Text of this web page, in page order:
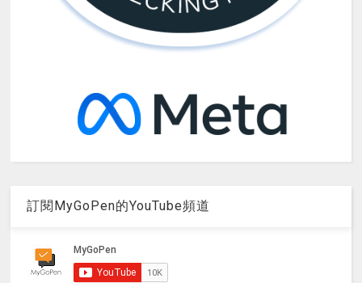
訂閱MyGoPen的YouTube頻道